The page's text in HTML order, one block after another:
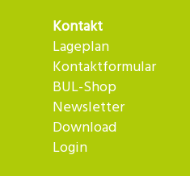
Kontakt
Lageplan
Kontaktformular
BUL-Shop
Newsletter
Download
Login